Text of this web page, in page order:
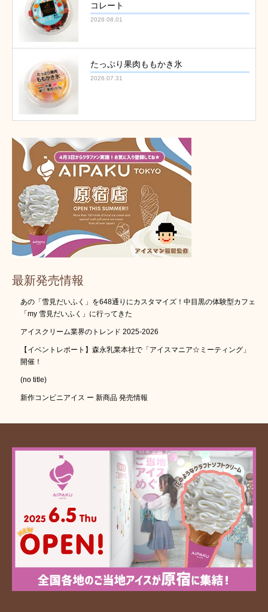
コレート
2026.08.01
たっぷり果肉ももかき氷
2026.07.31
最新発売情報
あの「雪見だいふく」を648通りにカスタマイズ！中目黒の体験型カフェ
「my 雪見だいふく」に行ってきた
アイスクリーム業界のトレンド 2025-2026
【イベントレポート】森永乳業本社で「アイスマニア☆ミーティング」
開催！
(no title)
新作コンビニアイス ー 新商品 発売情報